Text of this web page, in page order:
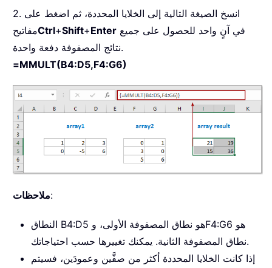
2. انسخ الصيغة التالية إلى الخلايا المحددة، ثم اضغط على
مفاتيحCtrl+Shift+Enter
نتائج المصفوفة دفعة واحدة.
=MMULT(B4:D5,F4:G6)
ملاحظات:
النطاق B4:D5 هو نطاق المصفوفة الأولى، وF4:G6 هو
نطاق المصفوفة الثانية. يمكنك تغييرها حسب احتياجاتك.
إذا كانت الخلايا المحددة أكثر من صفَّين وعمودَين، فسيتم